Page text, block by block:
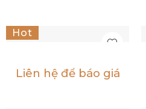
Hot
Liên hệ để báo giá